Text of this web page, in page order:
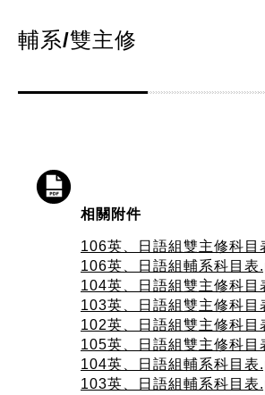
輔系/雙主修
相關附件
106英、日語組雙主修科目
106英、日語組輔系科目表
104英、日語組雙主修科目
103英、日語組雙主修科目
102英、日語組雙主修科目
105英、日語組雙主修科目
104英、日語組輔系科目表
103英、日語組輔系科目表